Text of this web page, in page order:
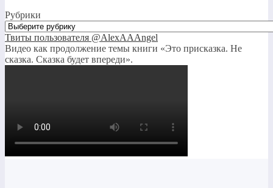
Рубрики
Рубрики
Твиты пользователя @AlexAAAngel
Видео как продолжение темы книги «Это присказка. Не
сказка. Сказка будет впереди».